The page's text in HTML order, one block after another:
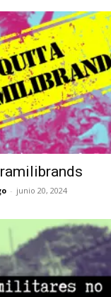
- junio 20, 2024